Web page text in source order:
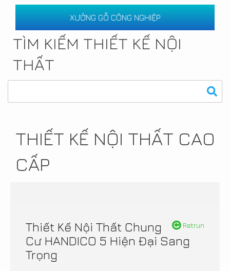
XƯỞNG GỖ CÔNG NGHIỆP
TÌM KIẾM THIẾT KẾ NỘI
THẤT
THIẾT KẾ NỘI THẤT CAO
CẤP
Retrun
Thiết Kế Nội Thất Chung
Cư HANDICO 5 Hiện Đại Sang
Trọng